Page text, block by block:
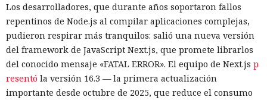
Los desarrolladores, que durante años soportaron fallos
repentinos de Node.js al compilar aplicaciones complejas,
pudieron respirar más tranquilos: salió una nueva versión
del framework de JavaScript Next.js, que promete librarlos
del conocido mensaje «FATAL ERROR». El equipo de Next.js p
resentó la versión 16.3 — la primera actualización
importante desde octubre de 2025, que reduce el consumo